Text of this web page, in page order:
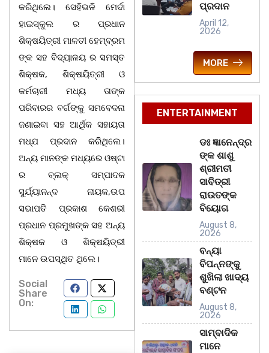
କରିଥିଲେ। ସେହିଭଳି ମେର୍ଦା
ହାଇସ୍କୁଲ ର ପ୍ରଧାନ
ଶିକ୍ଷୟିତ୍ରୀ ମାଳତୀ ହେମ୍ବ୍ରମ
ଙ୍କ ସହ ବିଦ୍ୟାଳୟ ର ସମସ୍ତ
ଶିକ୍ଷକ, ଶିକ୍ଷୟିତ୍ରୀ ଓ
କର୍ମଚାରୀ ମଧ୍ୟ ତାଙ୍କ
ପରିବାରର ବର୍ଗଙ୍କୁ ସମବେଦନା
ଜଣାଇବା ସହ ଆର୍ଥିକ ସହାୟତା
ମଧ୍ଯ ପ୍ରଦାନ କରିଥିଲେ।
ଅନ୍ୟ ମାନଙ୍କ ମଧ୍ୟରେ ଓଷ୍ଟା
ର ବ୍ଲକ୍ ସମ୍ପାଦକ
ସୁର୍ଯ୍ୟାନନ୍ଦ ନାୟକ,ଉପ
ସଭାପତି ପ୍ରକାଶ କେଶରୀ
ପ୍ରଧାନ ପ୍ରମୁଖଙ୍କ ସହ ଅନ୍ୟ
ଶିକ୍ଷକ ଓ ଶିକ୍ଷୟିତ୍ରୀ
ମାନେ ଉପସ୍ଥିତ ଥିଲେ।
Social
Share
On:
ପ୍ରଦାନ
April 12,
2026
MORE
ENTERTAINMENT
ଡଃ ଜ୍ଞାନେନ୍ଦ୍ର
ଙ୍କ ଶାଶୁ
ଶ୍ରୀମତୀ
ସାବିତ୍ରୀ
ରାଉତଙ୍କ
ବିୟୋଗ
August 8,
2026
ବନ୍ୟା
ବିପନ୍ନଙ୍କୁ
ଶୁଖିଲା ଖାଦ୍ୟ
ବଣ୍ଟନ
August 8,
2026
ସାମ୍ବାଦିକ
ମାନେ